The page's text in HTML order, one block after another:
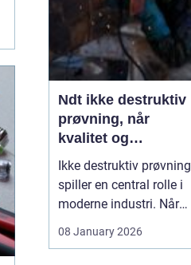
Ndt ikke destruktiv
prøvning, når
kvalitet og
sikkerhed er
afgørende
Ikke destruktiv prøvning
spiller en central rolle i
moderne industri. Når
udstyr, tanke eller
08 January 2026